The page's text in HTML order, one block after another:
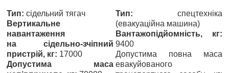
Тип: сідельний тягач
Вертикальне
навантаження
на сідельно-зчіпний
пристрій, кг: 17000
Допустима маса
Тип: спецтехніка
(евакуаційна машина)
Вантажопідйомність, кг:
9400
Допустима повна маса
евакуйованого